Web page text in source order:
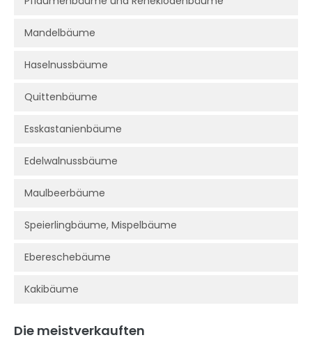
Mandelbäume
Haselnussbäume
Quittenbäume
Esskastanienbäume
Edelwalnussbäume
Maulbeerbäume
Speierlingbäume, Mispelbäume
Ebereschebäume
Kakibäume
Die meistverkauften